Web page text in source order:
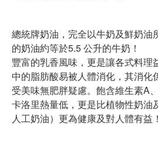
總統牌奶油，完全以牛奶及鮮奶油
的奶油約等於5.5 公升的牛奶！
豐富的乳香風味，更是讓各式料理
中的脂肪酸易被人體消化，其消化
受美味無肥胖疑慮。飽含維生素A
卡洛里熱量低，更是比植物性奶油
人工奶油）更為健康及對人體有益！